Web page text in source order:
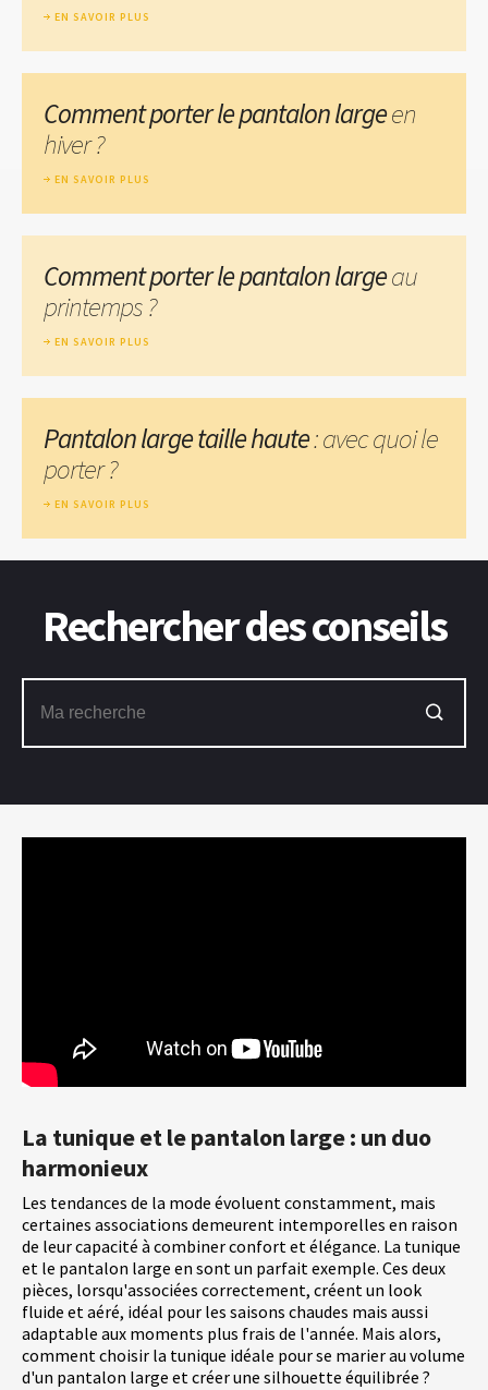
La tunique et le pantalon large : un duo
harmonieux
Les tendances de la mode évoluent constamment, mais
certaines associations demeurent intemporelles en raison
de leur capacité à combiner confort et élégance. La tunique
et le pantalon large en sont un parfait exemple. Ces deux
pièces, lorsqu'associées correctement, créent un look
fluide et aéré, idéal pour les saisons chaudes mais aussi
adaptable aux moments plus frais de l'année. Mais alors,
comment choisir la tunique idéale pour se marier au volume
d'un pantalon large et créer une silhouette équilibrée ?
EN SAVOIR PLUS
Comment porter le pantalon largeen
hiver ?
EN SAVOIR PLUS
Comment porter le pantalon largeau
printemps ?
EN SAVOIR PLUS
Pantalon large taille haute: avec quoi le
porter ?
EN SAVOIR PLUS
Rechercher des conseils